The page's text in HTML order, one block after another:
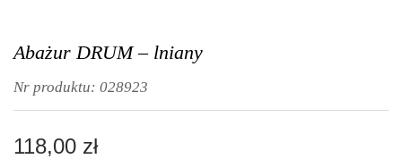
Abażur DRUM – lniany
Nr produktu: 028923
118,00 zł